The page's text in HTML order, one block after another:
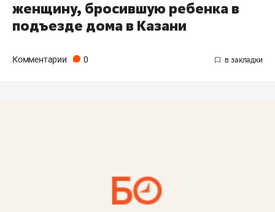
женщину, бросившую ребенка в
подъезде дома в Казани
Комментарии 0